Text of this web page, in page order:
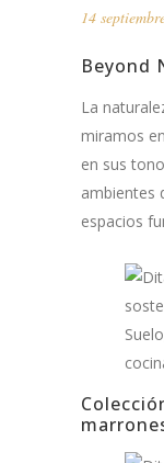
14
Beyond
La
miramos
en sus
ambientes
espacios